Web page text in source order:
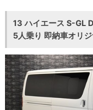
13 ハイエース S-GL
5人乗り 即納車オリ